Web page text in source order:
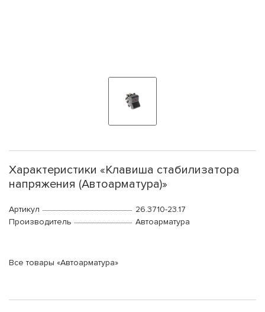
Характеристики «Клавиша стабилизатора
напряжения (Автоарматура)»
Артикул
26.3710-23.17
Производитель
Автоарматура
Все товары «Автоарматура»